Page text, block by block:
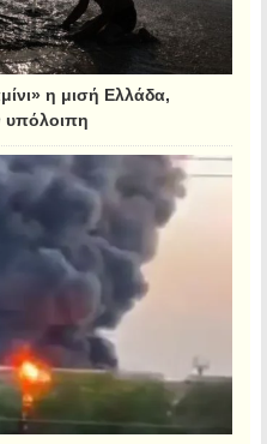
η μισή Ελλάδα,
υπόλοιπη